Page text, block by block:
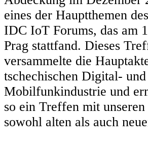
eines der Hauptthemen
IDC IoT Forums, das am
Prag stattfand. Dieses
versammelte die
tschechischen Digital- und
Mobilfunkindustrie und
so ein Treffen mit unseren
sowohl alten als auch